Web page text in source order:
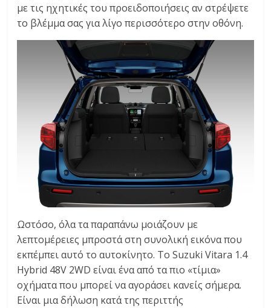
με τις ηχητικές του προειδοποιήσεις αν στρέψετε
το βλέμμα σας για λίγο περισσότερο στην οθόνη.
Ωστόσο, όλα τα παραπάνω μοιάζουν με
λεπτομέρειες μπροστά στη συνολική εικόνα που
εκπέμπει αυτό το αυτοκίνητο. Το Suzuki Vitara 1.4
Hybrid 48V 2WD είναι ένα από τα πιο «τίμια»
οχήματα που μπορεί να αγοράσει κανείς σήμερα.
Είναι μια δήλωση κατά της περιττής